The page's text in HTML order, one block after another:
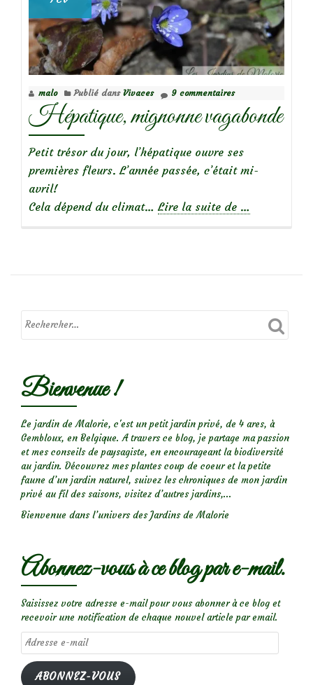
malo Publié dans Vivaces 9 commentaires
Hépatique, mignonne vagabonde
Petit trésor du jour, l’hépatique ouvre ses
premières fleurs. L’année passée, c’était mi-
avril!
Cela dépend du climat… Lire la suite de
vagabonde
…
Bienvenue !
Le jardin de Malorie, c'est un petit jardin privé, de 4 ares, à
Gembloux, en Belgique. A travers ce blog, je partage ma passion
et mes conseils de paysagiste, en encourageant la biodiversité
au jardin. Découvrez mes plantes coup de coeur et la petite
faune d’un jardin naturel, suivez les chroniques de mon jardin
privé au fil des saisons, visitez d’autres jardins,...
Bienvenue dans l’univers des Jardins de Malorie
Abonnez-vous à ce blog par e-mail.
Saisissez votre adresse e-mail pour vous abonner à ce blog et
recevoir une notification de chaque nouvel article par email.
Adresse
e-
mail
ABONNEZ-VOUS